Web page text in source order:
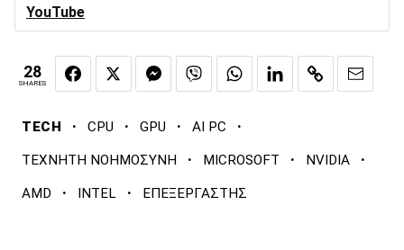
YouTube
28
SHARES
TECH · CPU · GPU · AI PC ·
ΤΕΧΝΗΤΗ ΝΟΗΜΟΣΥΝΗ · MICROSOFT · NVIDIA ·
AMD · INTEL · ΕΠΕΞΕΡΓΑΣΤΗΣ